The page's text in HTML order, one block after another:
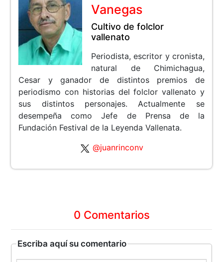
Vanegas
Cultivo de folclor
vallenato
Periodista, escritor y cronista,
natural de Chimichagua,
Cesar y ganador de distintos premios de
periodismo con historias del folclor vallenato y
sus distintos personajes. Actualmente se
desempeña como Jefe de Prensa de la
Fundación Festival de la Leyenda Vallenata.
@juanrinconv
0 Comentarios
Escriba aquí su comentario